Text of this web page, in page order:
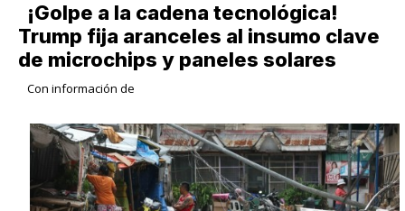
¡Golpe a la cadena tecnológica!
Trump fija aranceles al insumo clave
de microchips y paneles solares
Con información de